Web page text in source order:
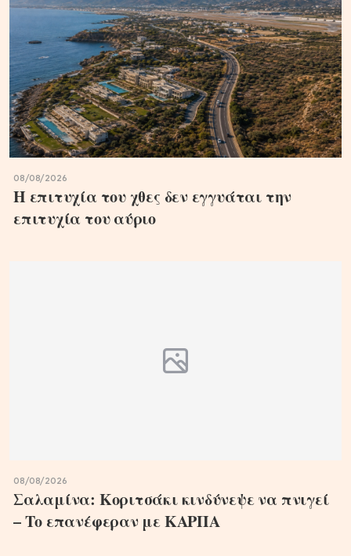
08/08/2026
Η επιτυχία του χθες δεν εγγυάται την
επιτυχία του αύριο
08/08/2026
Σαλαμίνα: Κοριτσάκι κινδύνεψε να πνιγεί
– Το επανέφεραν με ΚΑΡΠΑ